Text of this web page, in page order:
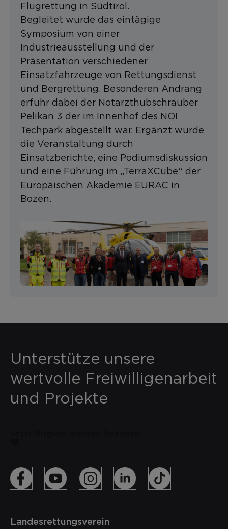
Flugrettung in Südtirol.
Begleitet wurde das eintägige
Symposium von einer
Industrieausstellung und der
Präsentation verschiedener
Einsatzfahrzeuge von Rettungsdienst
und Bergrettung. Besonderen Andrang
erfuhr dabei der Notarzthubschrauber
Pelikan 3 der im Innenhof des NOI
Techpark abgestellt war. Ergänzt wurde
die Veranstaltung durch
Einsatzberichte, eine Podiumsdiskussion
und eine Führung im „TerraXCube“ der
Europäischen Akademie EURAC in
Bozen.
Unterstütze unsere
wertvolle Freiwilligenarbeit
und Projekte
Landesrettungsverein